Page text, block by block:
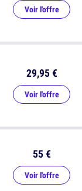
Voir l'offre
55 €
Voir l'offre
29,95 €
Voir l'offre